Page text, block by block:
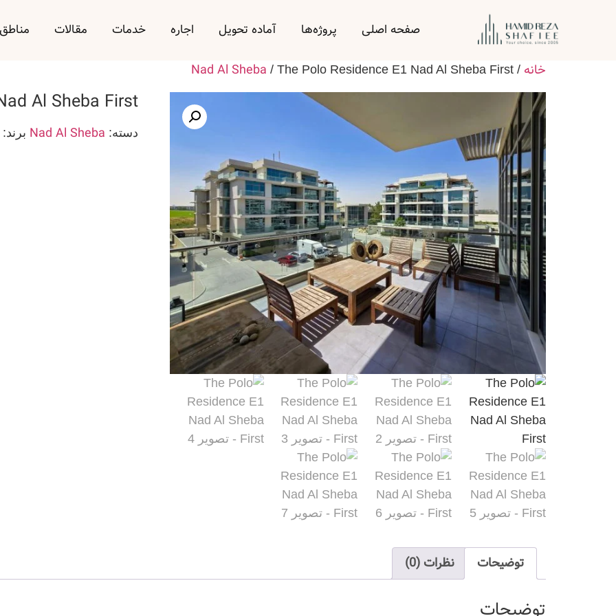
صفحه اصلی پروژه‌ها آماده تحویل اجاره خدمات مقالات مناطق
خانه /
Nad Al Sheba / The Polo Residence E1 Nad Al Sheba First
Al Sheba First
دسته: Nad Al Sheba برند:
توضیحات نظرات (0)
توضیحات